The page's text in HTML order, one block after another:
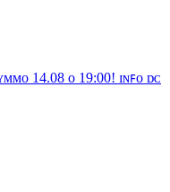
14.08 ᴏ 19:00! ɪɴꜰᴏ ᴅᴄ